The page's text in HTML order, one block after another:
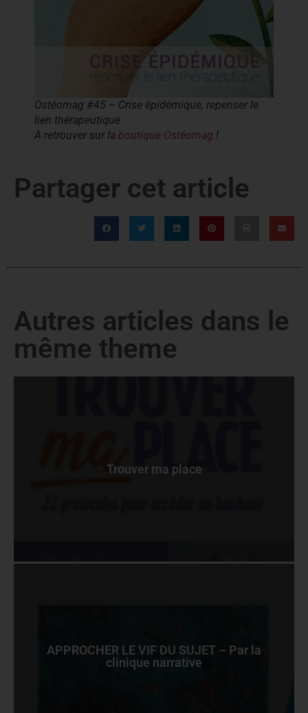
Ostéomag #45 – Crise épidémique, repenser le
lien thérapeutique
A retrouver sur la boutique Ostéomag !
Partager cet article
Autres articles dans le
même theme
Trouver ma place
APPROCHER LE VIF DU SUJET – Par la
clinique narrative